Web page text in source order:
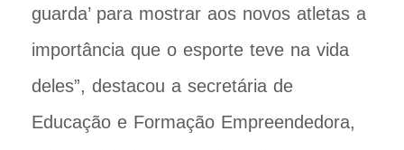
guarda’ para mostrar aos novos atletas a
importância que o esporte teve na vida
deles”, destacou a secretária de
Educação e Formação Empreendedora,